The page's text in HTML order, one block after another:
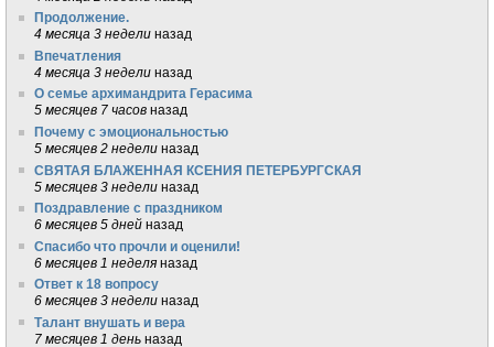
Продолжение.
4 месяца 3 недели назад
Впечатления
4 месяца 3 недели назад
О семье архимандрита Герасима
5 месяцев 7 часов назад
Почему с эмоциональностью
5 месяцев 2 недели назад
СВЯТАЯ БЛАЖЕННАЯ КСЕНИЯ ПЕТЕРБУРГСКАЯ
5 месяцев 3 недели назад
Поздравление с праздником
6 месяцев 5 дней назад
Спасибо что прочли и оценили!
6 месяцев 1 неделя назад
Ответ к 18 вопросу
6 месяцев 3 недели назад
Талант внушать и вера
7 месяцев 1 день назад